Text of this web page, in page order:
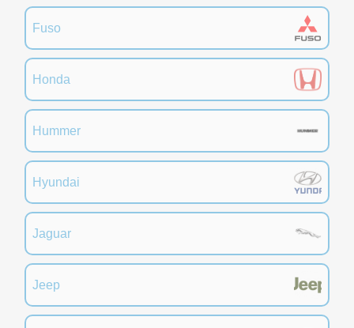
Fuso
Honda
Hummer
Hyundai
Jaguar
Jeep